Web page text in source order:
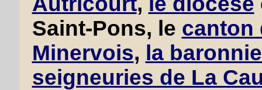
Saint-Pons, le canton
Minervois, la
seigneuries de La